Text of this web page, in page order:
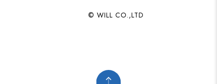
© WILL CO.,LTD